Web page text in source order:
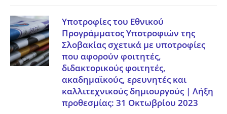
Υποτροφίες του Εθνικού
Προγράμματος Υποτροφιών της
Σλοβακίας σχετικά με υποτροφίες
που αφορούν φοιτητές,
διδακτορικούς φοιτητές,
ακαδημαϊκούς, ερευνητές και
καλλιτεχνικούς δημιουργούς | Λήξη
προθεσμίας: 31 Οκτωβρίου 2023